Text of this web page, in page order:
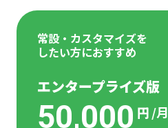
常設・カスタマイズを
したい方におすすめ
エンタープライズ版
50,000 円/月